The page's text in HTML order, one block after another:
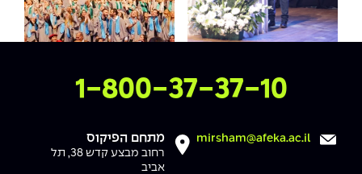
צרו איתנו קשר
1-800-37-37-10
mirsham@afeka.ac.il מתחם הפיקוס
רחוב מבצע קדש 38, תל
אביב
אזור אישי
כניסה לסטודנטים
קורס דירקטורים
קורס אנרגיה מתחדשת
קורס ניהול פרויקטים בשילוב AI
שכר לימוד
מלגות
The Afeka Shop